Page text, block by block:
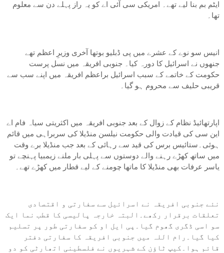
ایٹم بم بنا لیے تھے۔ امریکی سی آئی اے کو یہ راز پہلے دن سے معلوم
تھا۔
انیس سو نوے کے عشرے میں پی ڈبلیو بوتھا آخری وزیرِ اعظم تھے
جنھوں نے اسرائیل کا دورہ کیا۔ جنوبی افریقہ میں نسل پرست
حکومت کے خاتمے کے سبب اسرائیل براعظم افریقہ میں اپنے سب سے
قریبی حلیف سے محروم ہو گیا۔
اپارتھائیڈ نظام کے زوال کے بعد جنوبی افریقہ میں اکثریتی سیاہ فام اے
این سی کی قیادت والی حکومت نیلسن منڈیلا کی سربراہی میں قائم
ہوئی۔ستائیس برس کی قید سے رہائی کے بعد جب منڈیلا برے وقت
میں ساتھ کھڑے رہنے والے دوستوں سے پہلی بار ملنے زیمبیا پہنچے تو
یاسر عرفات بھی منڈیلا کا ماتھا چومنے کے لیے قطار میں کھڑے تھے۔
نئے جنوبی افریقہ نے اسرائیل سے سفارتی و اقتصادی
تعلقات برقرار رکھے۔البتہ خارجہ پالیسی کا قطب نما ایک
سو اسی ڈگری گھوم گیا۔پی ایل او کو سفارتی طور پر تسلیم
کیا گیا۔رام اللہ میں جنوبی افریقہ کا سفارتی دفتر
قائم ہوا۔کیپ ٹاؤن کے شہریوں نے فلسطینی اتھارٹی کو دو